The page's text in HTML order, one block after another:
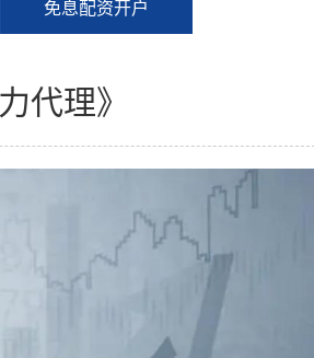
免息配资开户
代理》